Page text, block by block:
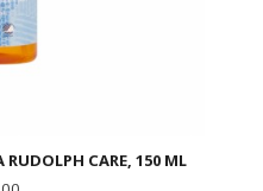
RUDOLPH CARE, 150 ML